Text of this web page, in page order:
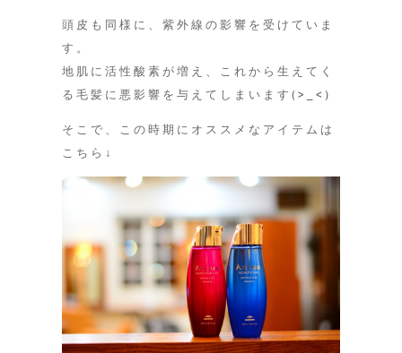
頭皮も同様に、紫外線の影響を受けていま
す。
地肌に活性酸素が増え、これから生えてく
る毛髪に悪影響を与えてしまいます(>_<)
そこで、この時期にオススメなアイテムは
こちら↓